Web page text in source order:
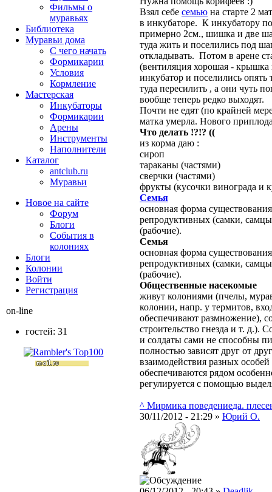
Взял себе семью на старте 2
в инкубаторе. К инкубатору
примерно 2см., шишка и две
туда жить и поселились под
откладывать. Потом в арене
(вентиляция хорошая - крышка
инкубатор и поселились
туда пересилить , а они чуть
вообще теперь редко выходят.
Почти не едят (по крайней
матка умерла. Нового
Что делать !?!? ((
из корма даю :
сироп
тараканы (частями)
сверчки (частями)
фрукты (кусочки винограда и
Семья
основная форма
репродуктивных (самки,
(рабочие).
Семья
основная форма
репродуктивных (самки,
(рабочие).
Общественные насекомые
живут колониями (пчелы,
колонии, напр. у термитов,
обеспечивают размножение),
строительство гнезда и т. д.).
и солдаты сами не способны
полностью зависят друг от
взаимодействия разных
обеспечиваются рядом
регулируется с помощью
^ Мирмика поведениеда.
30/11/2012 - 21:29 » Юрий О.
Фильмы о
муравьях
Библиотека
Муравьи дома
С чего начать
Формикарии
Условия
Кормление
Мастерская
Инкубаторы
Формикарии
Арены
Инструменты
Наполнители
Каталог
antclub.ru
Муравьи
Новое на сайте
Форум
Блоги
События в
колониях
Блоги
Колонии
Войти
Peгиcтpaция
on-line
гостей: 31